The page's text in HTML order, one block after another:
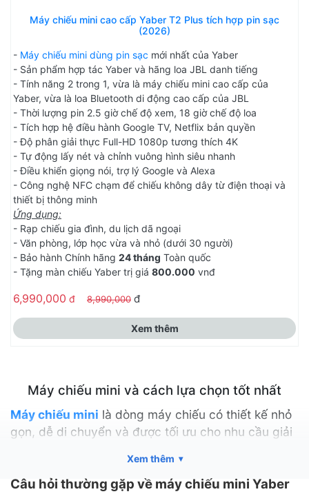
Máy chiếu mini cao cấp Yaber T2 Plus tích hợp pin sạc
(2026)
- Máy chiếu mini dùng pin sạc mới nhất của Yaber
- Sản phẩm hợp tác Yaber và hãng loa JBL danh tiếng
- Tính năng 2 trong 1, vừa là máy chiếu mini cao cấp của
Yaber, vừa là loa Bluetooth di động cao cấp của JBL
- Thời lượng pin 2.5 giờ chế độ xem, 18 giờ chế độ loa
- Tích hợp hệ điều hành Google TV, Netflix bản quyền
- Độ phân giải thực Full-HD 1080p tương thích 4K
- Tự động lấy nét và chỉnh vuông hình siêu nhanh
- Điều khiển giọng nói, trợ lý Google và Alexa
- Công nghệ NFC chạm để chiếu không dây từ điện thoại và
thiết bị thông minh
Ứng dụng:
- Rạp chiếu gia đình, du lịch dã ngoại
- Văn phòng, lớp học vừa và nhỏ (dưới 30 người)
- Bảo hành Chính hãng 24 tháng Toàn quốc
- Tặng màn chiếu Yaber trị giá 800.000 vnđ
6,990,000 đ 8,990,000 đ
Xem thêm
Máy chiếu mini và cách lựa chọn tốt nhất
Máy chiếu mini là dòng máy chiếu có thiết kế nhỏ
gọn, dễ di chuyển và được tối ưu cho nhu cầu giải
gian khác nhau. Các loạimáy chiếu mini thông
minhhiện đại được tích hợp hệ điều hành và các
Xem thêm
Câu hỏi thường gặp về máy chiếu mini Yaber